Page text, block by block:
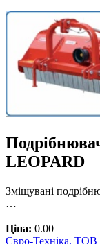
LEOPARD
Зміщувані
…
Ціна: 0.00
Євро-Техніка, ТОВ